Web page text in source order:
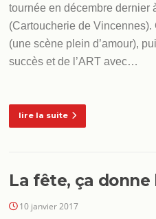
tournée en décembre dernier
(Cartoucherie de
(une scène plein d’amour),
succès et de l’ART avec…
lire la suite
La fête, ça donne
10 janvier 2017